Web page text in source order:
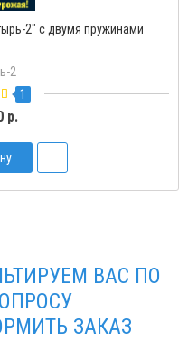
2" с двумя пружинами
2
1
р.
ВАС ПО
ЗАКАЗ